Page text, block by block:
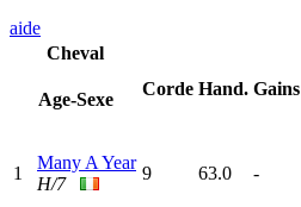
aide
Cheval
Age-Sexe
Corde Hand. Gains
1
Many A Year
H/7
9 63.0 -